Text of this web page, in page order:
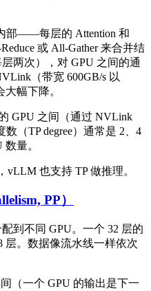
部——每层的 Attention 和
或 All-Gather 来合并结
两次），对 GPU 之间的通
（带宽 600GB/s 以
大幅下降。
GPU 之间（通过 NVLink
（TP degree）通常是 2、4
量。
vLLM 也支持 TP 做推理。
PP）
到不同 GPU。一个 32 层的
层。数据像流水线一样依次
（一个 GPU 的输出是下一